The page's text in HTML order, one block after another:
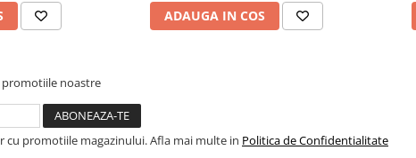
ADAUGA IN COS
noastre
cu promotiile magazinului. Afla mai multe in Politica de Confidentialitate